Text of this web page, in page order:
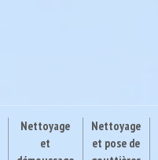
Nettoyage
et
Nettoyage
et pose de